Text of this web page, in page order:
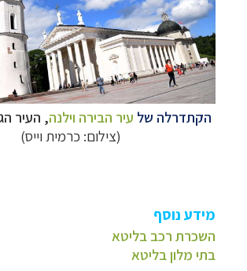
הקתדרלה של עיר הבירה וילנה, העיר
(צילום: כרמית וייס)
מידע נוסף
השכרת רכב בליטא
בתי מלון בליטא